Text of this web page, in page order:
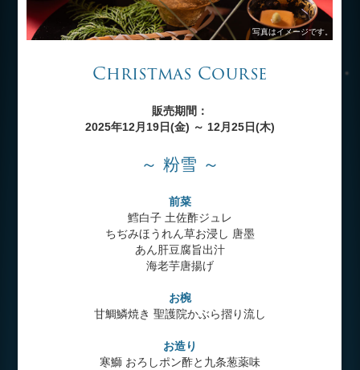
写真はイメージです。
Christmas Course
販売期間：
2025年12月19日(金) ～ 12月25日(木)
～ 粉雪 ～
前菜
鱈白子 土佐酢ジュレ
ちぢみほうれん草お浸し 唐墨
あん肝豆腐旨出汁
海老芋唐揚げ
お椀
甘鯛鱗焼き 聖護院かぶら摺り流し
お造り
寒鰤 おろしポン酢と九条葱薬味